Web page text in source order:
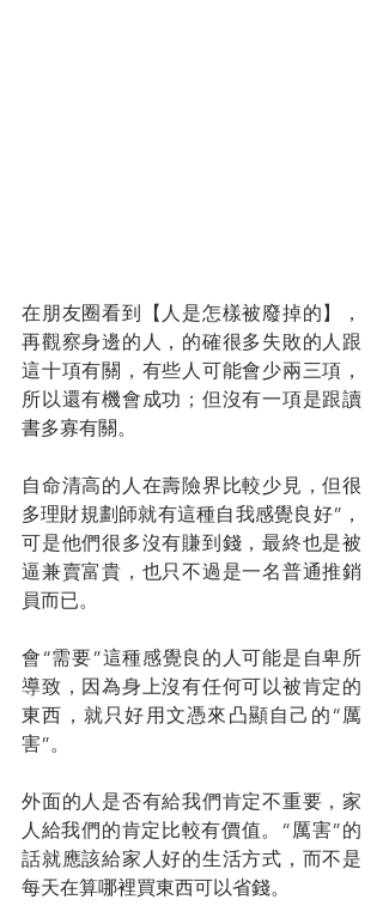
在朋友圈看到【人是怎樣被廢掉的】，
再觀察身邊的人，的確很多失敗的人跟
這十項有關，有些人可能會少兩三項，
所以還有機會成功；但沒有一項是跟讀
書多寡有關。
自命清高的人在壽險界比較少見，但很
多理財規劃師就有這種自我感覺良好”，
可是他們很多沒有賺到錢，最終也是被
逼兼賣富貴，也只不過是一名普通推銷
員而已。
會“需要”這種感覺良的人可能是自卑所
導致，因為身上沒有任何可以被肯定的
東西，就只好用文憑來凸顯自己的“厲
害”。
外面的人是否有給我們肯定不重要，家
人給我們的肯定比較有價值。“厲害”的
話就應該給家人好的生活方式，而不是
每天在算哪裡買東西可以省錢。